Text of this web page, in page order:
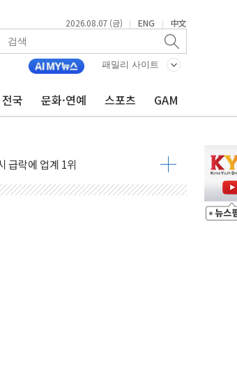
2026.08.07 (금) | ENG | 中文
패밀리 사이트
전국 문화·연예 스포츠 GAM
당"…소득세법 개정안 발의 예고
국립외교원장에 김흥규
금융데이터 분석 과정 개설
려선 안돼"
軍 신뢰 회복해야"
13.9% 증가
장동력 확보
전쟁
세 환급 앞당겨 종료
표팀 무패 外
하려 한정적 침공 가능성"